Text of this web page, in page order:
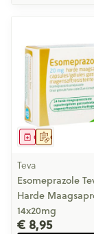
Op voorschrift
Geneesmiddel
Teva
Esomeprazole
Harde
14x20mg
€ 8,95